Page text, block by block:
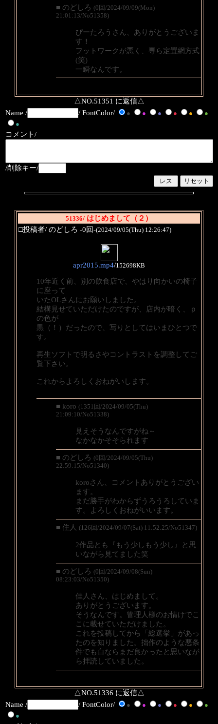
■ のどしろ (0回/2024/09/09(Mon)
21:01:13/No51358)
ぴーたろうさん、ありがとうございま
す！
フットワークが悪く、専ら定置網方式
(笑)
一瞬なんです。
△NO.51351 に返信△
Name /
/ FontColor/ ● ● ● ● ●
●
●
コメント/
/削除キー/
51336/ はじめまして（２）
□投稿者/ のどしろ -0回-(2024/09/05(Thu) 12:26:47)
apr2015.mp4/152698KB
10年近く前、別の飲食店で、やはり向かいの椅子
に座って
いたOLさんにお願いしました。
結構見せていただけたのですが、店内が暗く、ｐ
の色が
黒（！）だったので、写りとしてはいまひとつで
す。
再生ソフトで明るさやコントラストを調整してご
覧下さい。
これからよろしくおねがいします。
■ koro (1351回/2024/09/05(Thu)
21:09:10/No51338)
見えそうなんですがね～
なかなかそそられます
■ のどしろ (0回/2024/09/05(Thu)
22:59:15/No51340)
koroさん、コメントありがとうござい
ます。
まだ勝手がわからずうろうろしていま
す。よろしくおねがいいます。
■ 住人 (126回/2024/09/07(Sat) 11:52:25/No51347)
2作品とも『もう少しもう少し』と思
いながら見てました笑
■ のどしろ (0回/2024/09/08(Sun)
08:23:03/No51350)
佳人さん、はじめまして。
ありがとうございます。
そうなんです。管理人様のお情けでこ
こに載せていただけました。
これを投稿してから「総選挙」があっ
たのを知りました。拙作のような悪条
件でも白ならまだ良かったと思いなが
ら拝読していました。
△NO.51336 に返信△
Name /
/ FontColor/ ● ● ● ● ●
●
●